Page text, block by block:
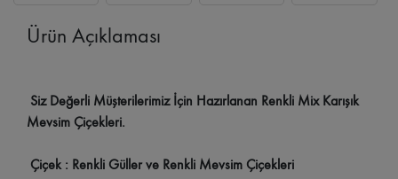
Ürün Açıklaması
Siz Değerli Müşterilerimiz İçin Hazırlanan Renkli Mix Karışık
Mevsim Çiçekleri.
Çiçek : Renkli Güller ve Renkli Mevsim Çiçekleri